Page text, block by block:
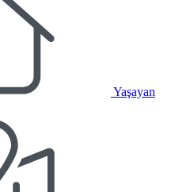
Yaşayan